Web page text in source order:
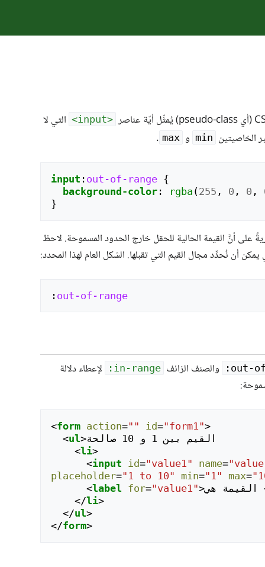
<input>
التي لا
الخاصيتين min و max
.
input : out-of-range {
background-color: rgba (255 , 0 , 0 ,
}
على أنَّ القيمة الحالية للحقل خارج الحدود المسموحة. لاحظ
أن نُحدِّد مجال القيم التي تقبلها. الشكل العام لهذا المحدد:
: out-of-range
‎:out- والصنف الزائف :in-range
لإعطاء دلالة
<form action="" id="form1">
<ul>القيم بين 1 و 10 صالحة
<li>
<input id="value1" name=
placeholder="1 to 10" min="1" max=
<label for="value1">
</li>
</ul>
</form>